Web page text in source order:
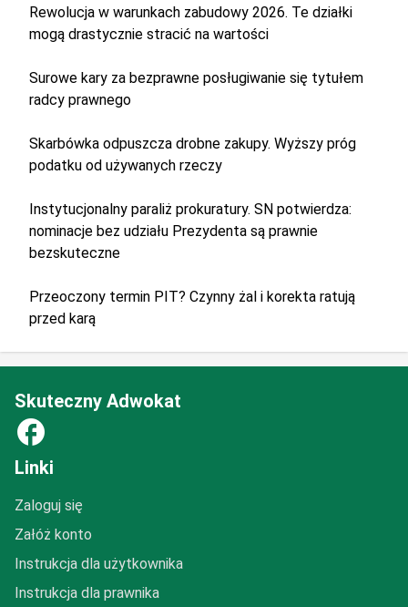
Rewolucja w warunkach zabudowy 2026. Te działki
mogą drastycznie stracić na wartości
Surowe kary za bezprawne posługiwanie się tytułem
radcy prawnego
Skarbówka odpuszcza drobne zakupy. Wyższy próg
podatku od używanych rzeczy
Instytucjonalny paraliż prokuratury. SN potwierdza:
nominacje bez udziału Prezydenta są prawnie
bezskuteczne
Przeoczony termin PIT? Czynny żal i korekta ratują
przed karą
Skuteczny Adwokat
facebook
Linki
Zaloguj się
Załóż konto
Instrukcja dla użytkownika
Instrukcja dla prawnika